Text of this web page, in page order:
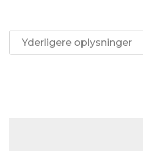
Yderligere oplysninger